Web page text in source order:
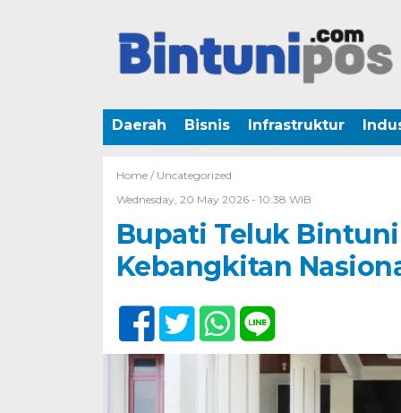
Daerah Bisnis Infrastruktur
Home / Uncategorized
Wednesday, 20 May 2026 - 10:38 WIB
Bupati Teluk
Kebangkitan